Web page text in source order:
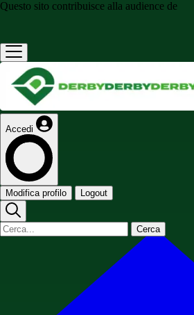
Questo sito contribuisce alla audience de
Accedi
Modifica profilo Logout
Cerca